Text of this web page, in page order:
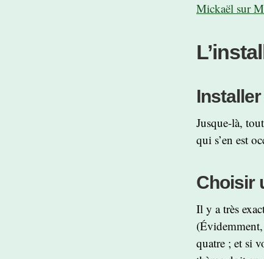
Mickaël sur
Jusque-là,
qui s’en est
Choisir
Il y a très
quatre ; et si